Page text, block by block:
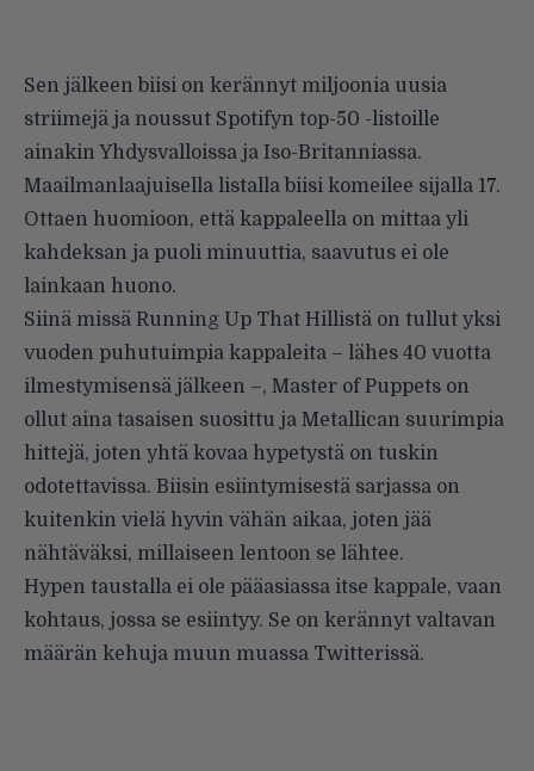
Sen jälkeen biisi on kerännyt miljoonia uusia
striimejä ja noussut Spotifyn top-50 -listoille
ainakin Yhdysvalloissa ja Iso-Britanniassa.
Maailmanlaajuisella listalla biisi komeilee sijalla 17.
Ottaen huomioon, että kappaleella on mittaa yli
kahdeksan ja puoli minuuttia, saavutus ei ole
lainkaan huono.
Siinä missä Running Up That Hillistä on tullut yksi
vuoden puhutuimpia kappaleita – lähes 40 vuotta
ilmestymisensä jälkeen –, Master of Puppets on
ollut aina tasaisen suosittu ja Metallican suurimpia
hittejä, joten yhtä kovaa hypetystä on tuskin
odotettavissa. Biisin esiintymisestä sarjassa on
kuitenkin vielä hyvin vähän aikaa, joten jää
nähtäväksi, millaiseen lentoon se lähtee.
Hypen taustalla ei ole pääasiassa itse kappale, vaan
kohtaus, jossa se esiintyy. Se on kerännyt valtavan
määrän kehuja muun muassa Twitterissä.